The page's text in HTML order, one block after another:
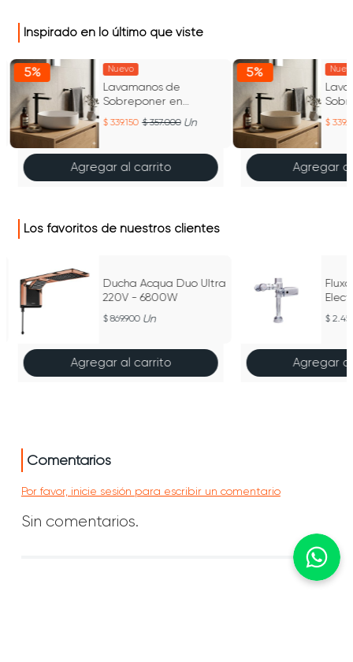
Inspirado en lo último que viste
5% Nuevo
Lavamanos de
Sobreponer en
Concreto Fladd 02
Color Blanco Tulum
339.150 357.000 Un
Agregar al carrito
5%
Agregar
Los favoritos de nuestros clientes
Ducha Acqua Duo Ultra
220V - 6800W
869.900 Un
Agregar al carrito Agregar
Comentarios
Por favor, inicie sesión para escribir un comentario
Sin comentarios.